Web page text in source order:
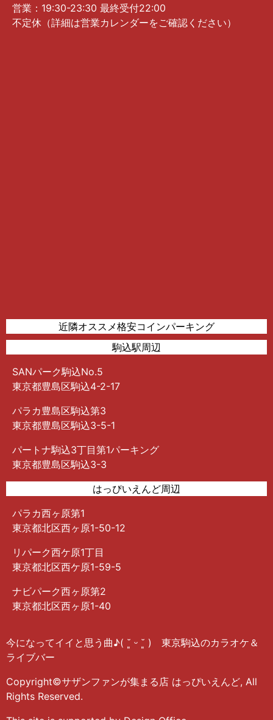
営業：19:30-23:30 最終受付22:00
不定休（詳細は営業カレンダーをご確認ください）
近隣オススメ格安コインパーキング
駒込駅周辺
SANパーク駒込No.5
東京都豊島区駒込4-2-17
パラカ豊島区駒込第3
東京都豊島区駒込3-5-1
パートナ駒込3丁目第1パーキング
東京都豊島区駒込3-3
はっぴいえんど周辺
パラカ西ヶ原第1
東京都北区西ヶ原1-50-12
リパーク西ケ原1丁目
東京都北区西ケ原1-59-5
ナビパーク西ヶ原第2
東京都北区西ヶ原1-40
今になってイイと思う曲♪( ˘͈ ᵕ ˘͈ ) 東京駒込のカラオケ＆
ライブバー
Copyright©サザンファンが集まる店 はっぴいえんど, All
Rights Reserved.